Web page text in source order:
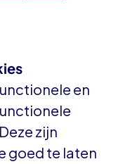
en
zijn
goed te laten